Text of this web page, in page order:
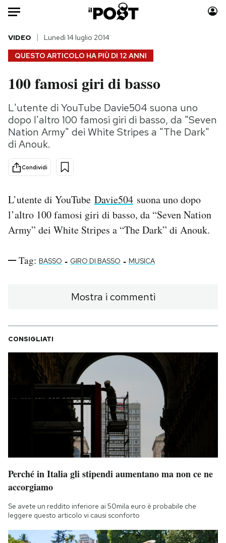
HOME
Italia
Politica
Tecnologia
Internet
Scienza
Cultura
Sport
Moda
Consumismi
Storie/Idee
Mondiali calcio 2026
CALENDARIO
AREA PERSONALE
Area Personale
Regala il Post
Hai bisogno di aiuto?
QUESTO ARTICOLO HA PIÙ DI 12 ANNI
VIDEO Lunedì 14 luglio 2014
100 famosi giri di basso
L'utente di YouTube Davie504 suona uno
dopo l'altro 100 famosi giri di basso, da "Seven
Nation Army" dei White Stripes a "The Dark"
di Anouk.
Condividi
L’utente di YouTube Davie504 suona uno dopo
l’altro 100 famosi giri di basso, da “Seven Nation
Army” dei White Stripes a “The Dark” di Anouk.
Tag: BASSO - GIRO DI BASSO - MUSICA
Mostra i commenti
CONSIGLIATI
Perché in Italia gli stipendi aumentano ma non ce ne
accorgiamo
Se avete un reddito inferiore ai 50mila euro è probabile che
leggere questo articolo vi causi sconforto